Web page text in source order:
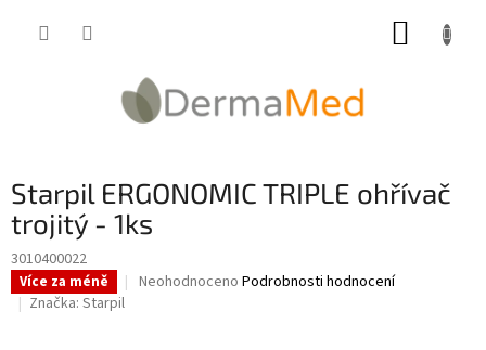
Starpil ERGONOMIC TRIPLE ohřívač
trojitý - 1ks
3010400022
Více za méně
Průměrné
Neohodnoceno Podrobnosti hodnocení
Značka: Starpil